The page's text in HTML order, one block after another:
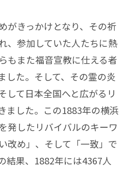
がきっかけとなり、その祈
、参加していた人たちに熱
もまた福音宣教に仕える者
した。そして、その霊の炎
して日本全国へと広がるリ
ました。この1883年の横浜
発したリバイバルのキーワ
改め」、そして「一致」で
結果、1882年には4367人